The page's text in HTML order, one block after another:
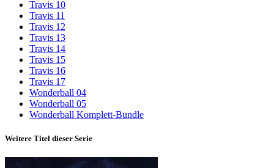
Travis 10
Travis 11
Travis 12
Travis 13
Travis 14
Travis 15
Travis 16
Travis 17
Wonderball 04
Wonderball 05
Wonderball Komplett-Bundle
Weitere Titel dieser Serie